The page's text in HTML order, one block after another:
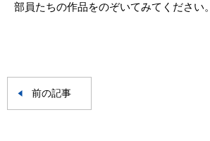
部員たちの作品をのぞいてみてください。
前の記事